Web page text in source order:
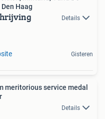
Haag
Details
Gisteren
meritorious service medal
Details